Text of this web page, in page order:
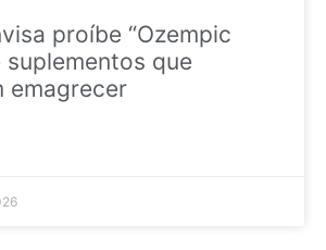
proíbe “Ozempic
suplementos que
emagrecer